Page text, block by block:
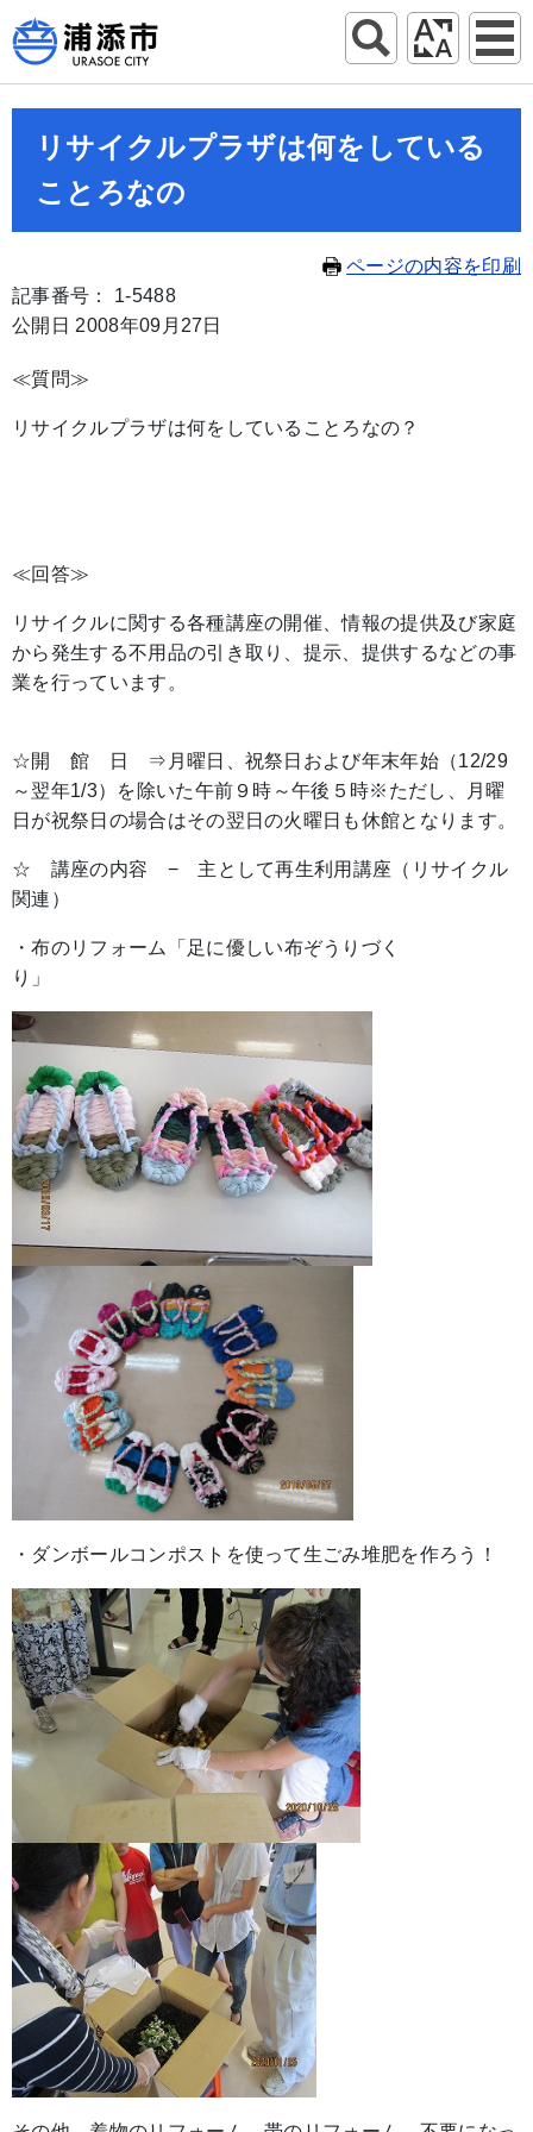
リサイクルプラザは何をしている
ことろなの
ページの内容を印刷
記事番号： 1-5488
公開日 2008年09月27日
≪質問≫
リサイクルプラザは何をしていることろなの？
≪回答≫
リサイクルに関する各種講座の開催、情報の提供及び家庭
から発生する不用品の引き取り、提示、提供するなどの事
業を行っています。
☆開 館 日 ⇒月曜日、祝祭日および年末年始（12/29
～翌年1/3）を除いた午前９時～午後５時※ただし、月曜
日が祝祭日の場合はその翌日の火曜日も休館となります。
☆ 講座の内容 − 主として再生利用講座（リサイクル
関連）
・布のリフォー ム「足に優しい布ぞうりづく
り」
・ダンボールコンポストを使って生ごみ堆肥を作ろう！